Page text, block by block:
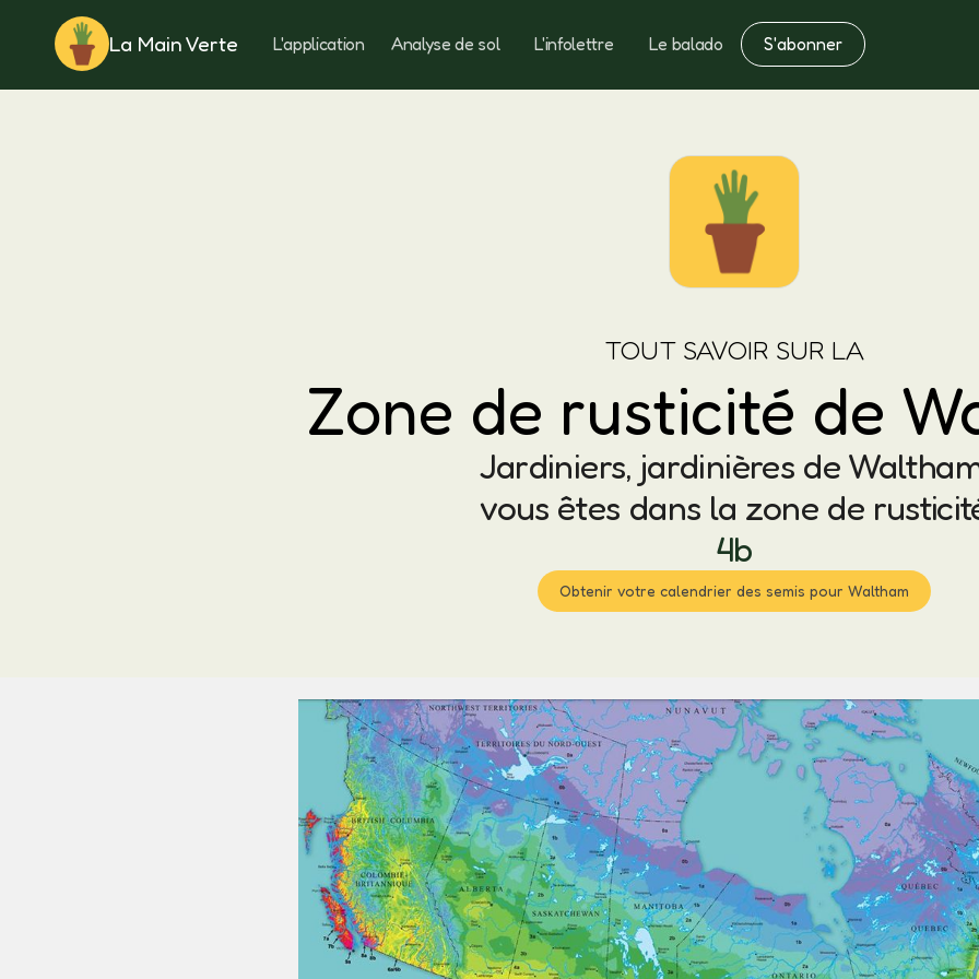
La Main Verte L'application Analyse de sol L'infolettre Le balado S'abonner
Rotation Notes Fertilisation
TOUT SAVOIR SUR LA
Zone de rusticité de
Jardiniers, jardinières de
vous êtes dans la zone de
4b
Obtenir votre calendrier des semis pour Waltham